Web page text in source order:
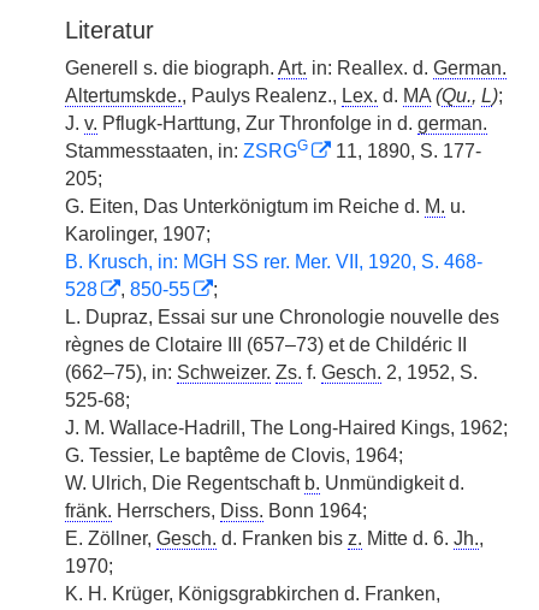
Literatur
Generell s. die biograph. Art. in: Reallex. d. German.
Altertumskde., Paulys Realenz., Lex. d. MA (Qu., L);
J. v. Pflugk-Harttung, Zur Thronfolge in d. german.
Stammesstaaten, in: ZSRGG
11, 1890, S. 177-
205;
G. Eiten, Das Unterkönigtum im Reiche d. M. u.
Karolinger, 1907;
B. Krusch, in: MGH SS rer. Mer. VII, 1920, S. 468-
528
, 850-55
;
L. Dupraz, Essai sur une Chronologie nouvelle des
règnes de Clotaire III (657–73) et de Childéric II
(662–75), in: Schweizer. Zs. f. Gesch. 2, 1952, S.
525-68;
J. M. Wallace-Hadrill, The Long-Haired Kings, 1962;
G. Tessier, Le baptême de Clovis, 1964;
W. Ulrich, Die Regentschaft b. Unmündigkeit d.
fränk. Herrschers, Diss. Bonn 1964;
E. Zöllner, Gesch. d. Franken bis z. Mitte d. 6. Jh.,
1970;
K. H. Krüger, Königsgrabkirchen d. Franken,